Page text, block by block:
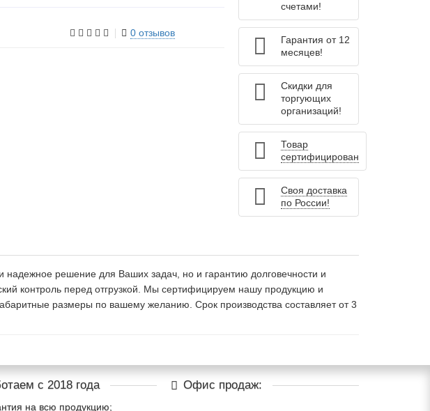
0 отзывов
счетами!
Гарантия от 12
месяцев!
Скидки для
торгующих
организаций!
Товар
сертифицирован
Своя доставка
по России!
решение для Ваших задач, но и гарантию долговечности и
контроль перед отгрузкой. Мы сертифицируем нашу продукцию и
размеры по вашему желанию. Срок производства составляет от 3
с 2018 года
на всю продукцию;
Офис продаж: